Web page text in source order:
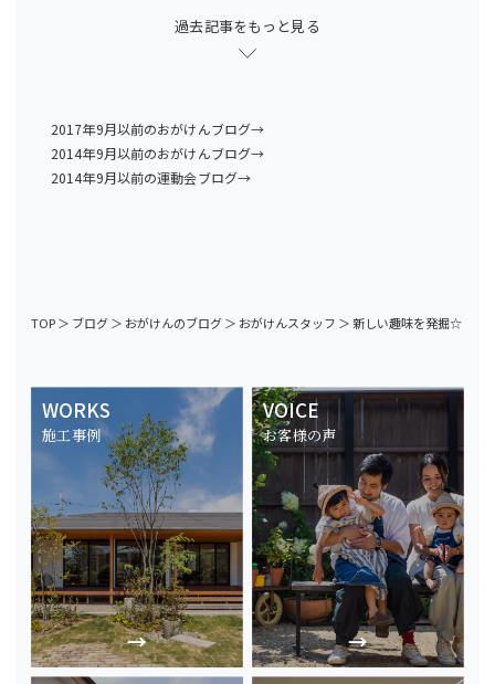
過去記事をもっと見る
2017年9月以前のおがけんブログ→
2014年9月以前のおがけんブログ→
2014年9月以前の運動会ブログ→
TOP＞ ブログ＞ おがけんのブログ＞ おがけんスタッフ ＞新しい趣味を発掘☆
WORKS
施工事例
VOICE
お客様の声